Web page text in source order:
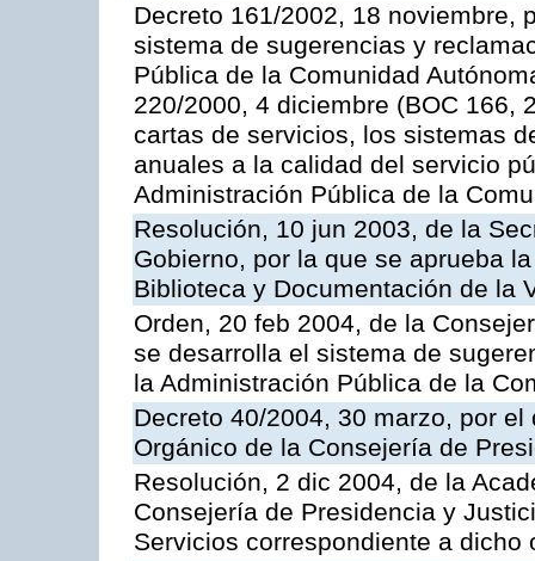
Decreto 161/2002, 18 noviembre,
sistema de sugerencias y
Pública de la Comunidad
220/2000, 4 diciembre (BOC 166,
cartas de servicios, los sistemas
anuales a la calidad del servicio
Administración Pública de la
Resolución, 10 jun 2003, de la
Gobierno, por la que se aprueba
Biblioteca y Documentación de la
Orden, 20 feb 2004, de la
se desarrolla el sistema de
la Administración Pública de la
Decreto 40/2004, 30 marzo, por
Orgánico de la Consejería de
Resolución, 2 dic 2004, de la
Consejería de Presidencia y
Servicios correspondiente a dicho